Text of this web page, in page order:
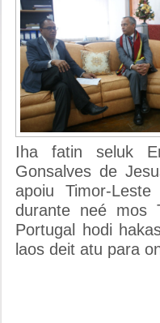
Iha fatin seluk
Gonsalves de
apoiu Timor-
durante neé mos
Portugal hodi
laos deit atu para